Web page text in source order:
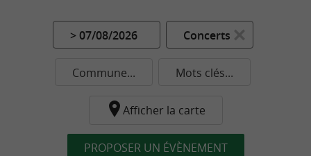
> 07/08/2026 Concerts
Commune... Mots clés...
Afficher la carte
PROPOSER UN ÉVÈNEMENT